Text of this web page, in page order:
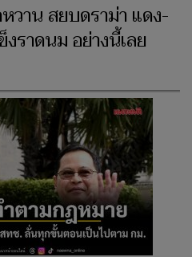
าน สยบดราม่า แดง-
ราดนม อย่างนี้เลย